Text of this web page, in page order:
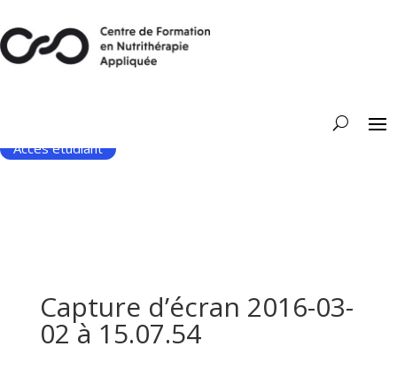
Accès étudiant
Capture d’écran 2016-03-
02 à 15.07.54